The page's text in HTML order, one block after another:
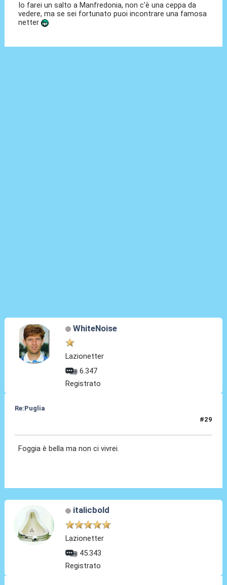
Io farei un salto a Manfredonia, non c'è una ceppa da
vedere, ma se sei fortunato puoi incontrare una famosa
netter
WhiteNoise
Lazionetter
6.347
Registrato
Re:Puglia
#29
Foggia è bella ma non ci vivrei.
italicbold
Lazionetter
45.343
Registrato